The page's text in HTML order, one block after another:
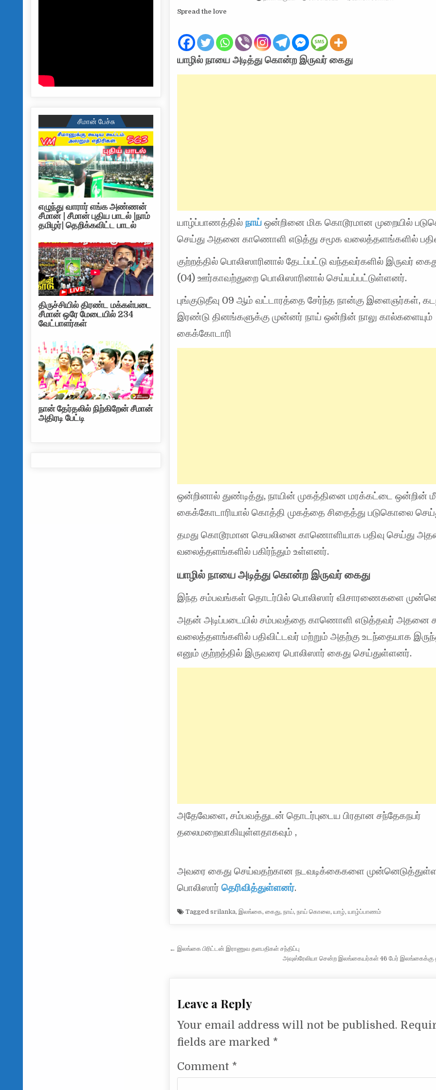
Spread the love
யாழில் நாயை அடித்து கொன்ற இருவர் கைது
யாழ்ப்பாணத்தில்நாய் ஒன்றினை மிக கொடூரமான முறையில்
செய்து அதனை காணொளி எடுத்து சமூக வலைத்தளங்களில்
குற்றத்தில் பொலிஸாரினால் தேடப்பட்டு வந்தவர்களில் இருவர்
(04) ஊர்காவற்துறை பொலிஸாரினால் செய்யப்பட்டுள்ளனர்.
புங்குடுதீவு 09 ஆம் வட்டாரத்தை சேர்ந்த நான்கு இளைஞர்கள்,
இரண்டு தினங்களுக்கு முன்னர் நாய் ஒன்றின் நாலு கால்களையும்
கைக்கோடாரி
ஒன்றினால் துண்டித்து, நாயின் முகத்தினை மரக்கட்டை ஒன்றின்
கைக்கோடாரியால் கொத்தி முகத்தை சிதைத்து படுகொலை
தமது கொடூரமான செயலினை காணொளியாக பதிவு செய்து
வலைத்தளங்களில் பகிர்ந்தும் உள்ளனர்.
யாழில் நாயை அடித்து கொன்ற இருவர் கைது
இந்த சம்பவங்கள் தொடர்பில் பொலிஸார் விசாரணைகளை
அதன் அடிப்படையில் சம்பவத்தை காணொளி எடுத்தவர் அதனை
வலைத்தளங்களில் பதிவிட்டவர் மற்றும் அதற்கு உடந்தையாக
எனும் குற்றத்தில் இருவரை பொலிஸார் கைது செய்துள்ளனர்.
அதேவேளை, சம்பவத்துடன் தொடர்புடைய பிரதான சந்தேகநபர்
தலைமறைவாகியுள்ளதாகவும் ,
அவரை கைது செய்வதற்கான நடவடிக்கைகளை
பொலிஸார்தெரிவித்துள்ளனர்.
Taggedsrilanka,இலங்கை,கைது,நாய்,நாய் கொலை,யாழ்,யாழ்ப்பாணம்
Post navigation
← இலங்கை பிரிட்டன் இராணுவ தளபதிகள் சந்திப்பு
அவுஸ்ரேலியா சென்ற இலங்கையர்கள் 46 பேர் இலங்கைக்கு
Leave a Reply
Your email address will not be published.
fields are marked *
Comment *
சீமான் பேச்சு
எழுந்து வாரார் எங்க அண்ணன்
சீமான் | சீமான் புதிய பாடல் |நாம்
தமிழர்| தெறிக்கவிட்ட பாடல்
திருச்சியில் திரண்ட மக்கள்படை
சீமான் ஒரே மேடையில் 234
வேட்பாளர்கள்
நான் தேர்தலில் நிற்கிறேன் சீமான்
அதிரடி பேட்டி